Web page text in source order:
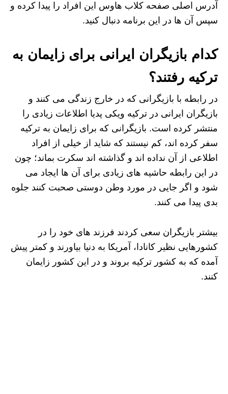
آدرس اصلی صفحه کلاب هاوس این افراد را پیدا کرده و
سپس آن ها در این برنامه دنبال کنید.
کدام بازیگران ایرانی برای زایمان به
ترکیه رفتند؟
در رابطه با بازیگرانی که در خارج زندگی می کنند و
بازیگران ایرانی در ترکیه ویکی پدیا اطلاعات زیادی را
منتشر کرده است. بازیگرانی که برای زایمان به ترکیه
سفر کرده اند، کم نیستند که شاید از خیلی از افراد
اطلاعی از آن نداده اند و گذاشته اند سکرت بماند؛ چون
در این رابطه حاشیه های زیادی برای آن ها ایجاد می
شود و اگر جایی در مورد وطن دوستی صحبت کنند جلوه
بدی پیدا می کنند.
بیشتر بازیگران سعی کردند فرزند های خود را در
کشورهایی نظیر کانادا، آمریکا به دنیا بیاورند و کمتر پیش
آمده که به کشور ترکیه بروند و در این کشور زایمان
کنند.